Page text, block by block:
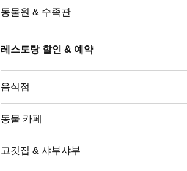
동물원 & 수족관
레스토랑 할인 & 예약
음식점
동물 카페
고깃집 & 샤부샤부